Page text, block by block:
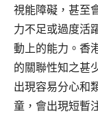
視能障礙，甚至
力不足或過度活
動上的能力。香
的關聯性知之甚
出現容易分心和
童，會出現短暫